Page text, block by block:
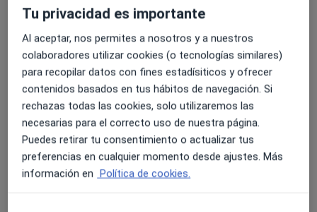
necesidades únicas de cada niño y su familia. Creo que
es fundamental crear un espacio seguro y
personalizado donde los niños puedan sentirse
comprendidos y desarrollar al máximo sus
capacidades. Para ello, combino herramientas clínicas,
emocionales y educativas, siempre involucrando a las
familias para que tengan recursos prácticos que
aplicar en el día a día, tanto en casa como en la
escuela.
Si quieres saber más o concertar una primera cita,
estaré encantada de ayudarte. Juntos podemos crear
un camino de crecimiento y bienestar para tu hijo.
Tu privacidad es importante
Al aceptar, nos permites a nosotros y a nuestros
colaboradores utilizar cookies (o tecnologías similares)
para recopilar datos con fines estadísiticos y ofrecer
contenidos basados en tus hábitos de navegación. Si
rechazas todas las cookies, solo utilizaremos las
necesarias para el correcto uso de nuestra página.
Puedes retirar tu consentimiento o actualizar tus
preferencias en cualquier momento desde ajustes. Más
información en Política de cookies.